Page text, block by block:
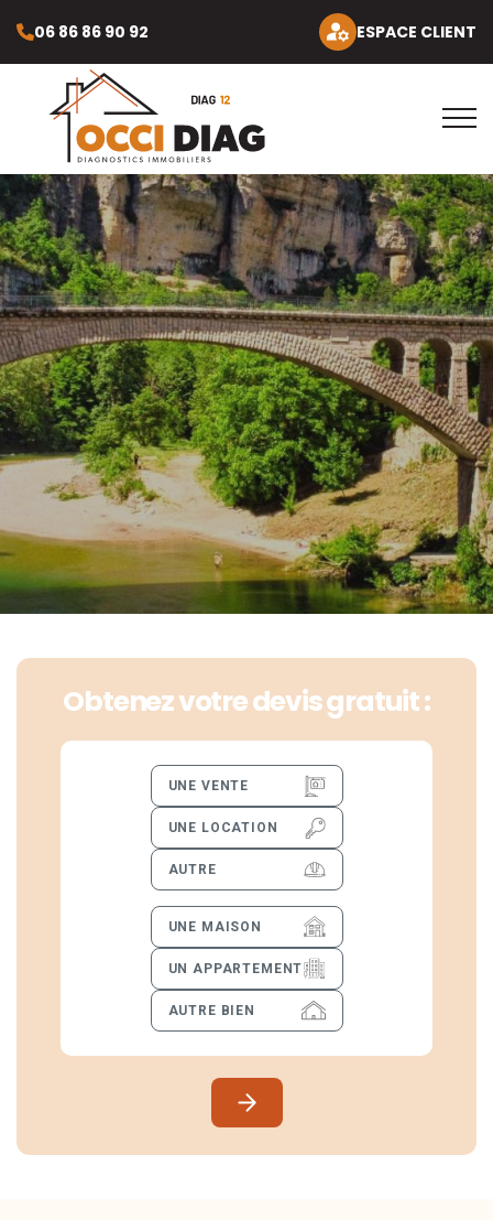
06 86 86 90 92 ESPACE CLIENT
Obtenez votre devis gratuit :
UNE VENTE
UNE LOCATION
AUTRE
UNE MAISON
UN APPARTEMENT
AUTRE BIEN